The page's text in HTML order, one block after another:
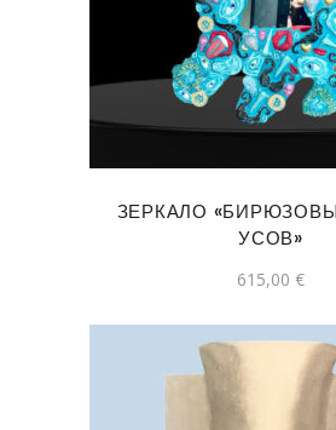
ЗЕРКАЛО
УСОВ»
615,00 €